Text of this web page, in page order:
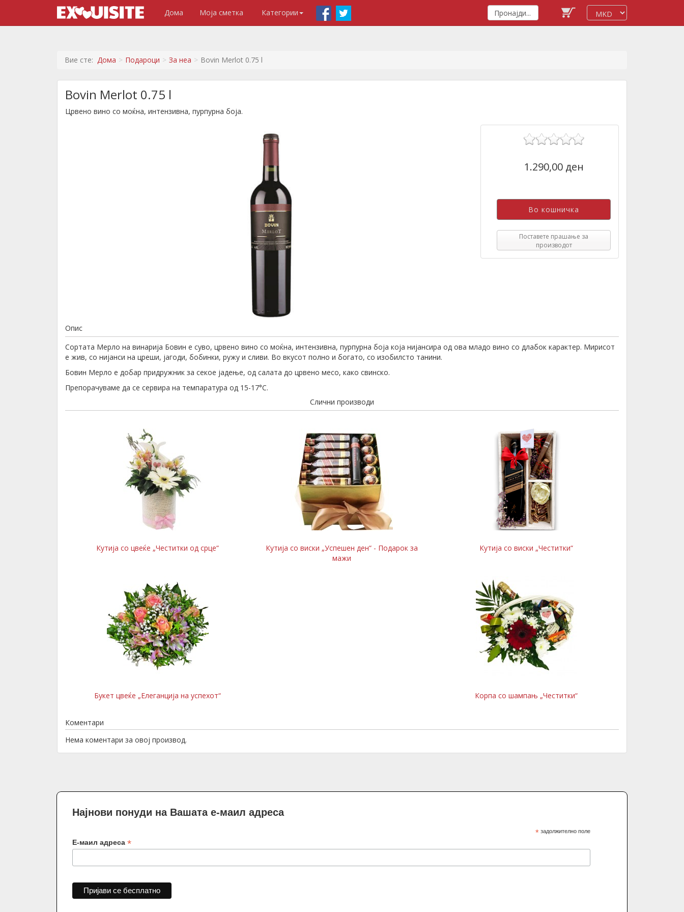
Дома Моја сметка Категории
Вие сте: Дома Подароци За неа Bovin Merlot 0.75 l
Bovin Merlot 0.75 l
Црвено вино со моќна, интензивна, пурпурна боја.
1.290,00 ден
Поставете прашање за
производот
Опис
Сортата Мерло на винарија Бовин е суво, црвено вино со моќна, интензивна, пурпурна боја која нијансира од ова младо вино со длабок карактер. Мирисот
е жив, со нијанси на цреши, јагоди, бобинки, ружу и сливи. Во вкусот полно и богато, со изобилсто танини.
Бовин Мерло е добар придружник за секое јадење, од салата до црвено месо, како свинско.
Препорачуваме да се сервира на темпаратура од 15-17°C.
Слични производи
Кутија со цвеќе „Честитки од срце“
Кутија со виски „Успешен ден“ - Подарок за
мажи
Кутија со виски „Честитки“
Букет цвеќе „Елеганција на успехот“ Корпа со шампањ „Честитки“
Коментари
Нема коментари за овој производ.
Најнови понуди на Вашата е-маил адреса
*задолжително поле
Е-маил адреса *